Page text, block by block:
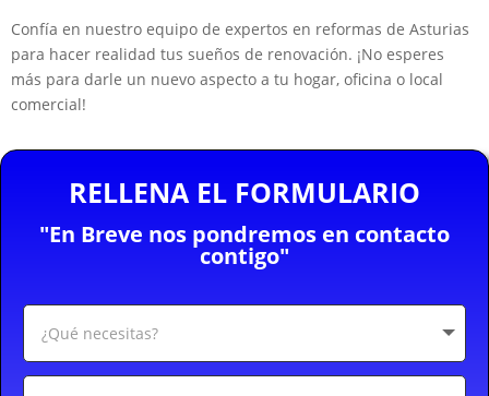
Confía en nuestro equipo de expertos en reformas de Asturias
para hacer realidad tus sueños de renovación. ¡No esperes
más para darle un nuevo aspecto a tu hogar, oficina o local
comercial!
RELLENA EL FORMULARIO
"En Breve nos pondremos en contacto
contigo"